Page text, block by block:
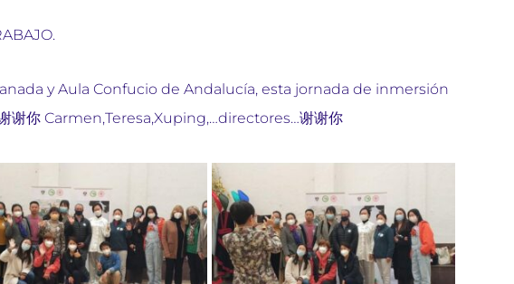
y Aula Confucio de Andalucía, esta jornada de inmersión
你 Carmen,Teresa,Xuping,…directores…谢谢你